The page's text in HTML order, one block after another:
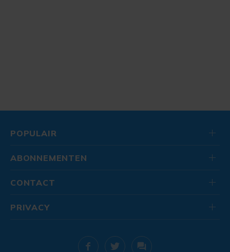
POPULAIR
ABONNEMENTEN
CONTACT
PRIVACY